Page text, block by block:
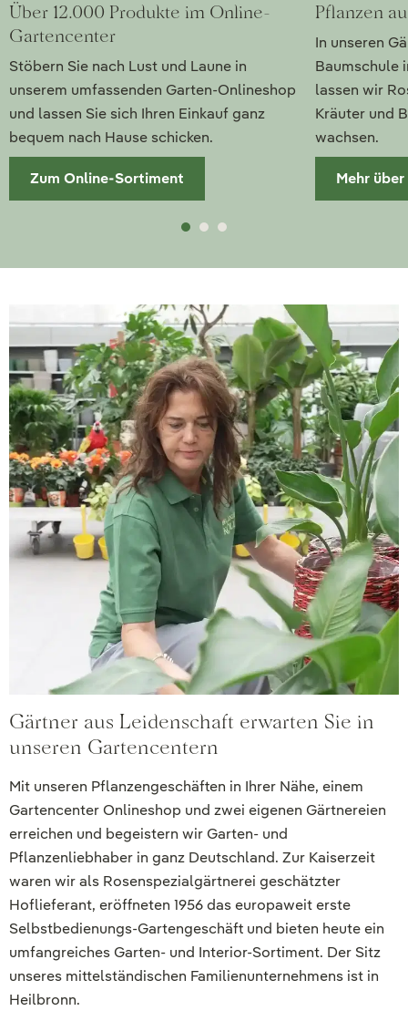
Über 12.000 Produkte im Online-
Gartencenter
Stöbern Sie nach Lust und Laune in
unserem umfassenden Garten-Onlineshop
und lassen Sie sich Ihren Einkauf ganz
bequem nach Hause schicken.
Zum Online-Sortiment
Pflanzen
In unseren
Baumschule
lassen wir
Kräuter und
wachsen.
Mehr
Gärtner aus Leidenschaft erwarten Sie in
unseren Gartencentern
Mit unseren Pflanzengeschäften in Ihrer Nähe, einem
Gartencenter Onlineshop und zwei eigenen Gärtnereien
erreichen und begeistern wir Garten- und
Pflanzenliebhaber in ganz Deutschland. Zur Kaiserzeit
waren wir als Rosenspezialgärtnerei geschätzter
Hoflieferant, eröffneten 1956 das europaweit erste
Selbstbedienungs-Gartengeschäft und bieten heute ein
umfangreiches Garten- und Interior-Sortiment. Der Sitz
unseres mittelständischen Familienunternehmens ist in
Heilbronn.